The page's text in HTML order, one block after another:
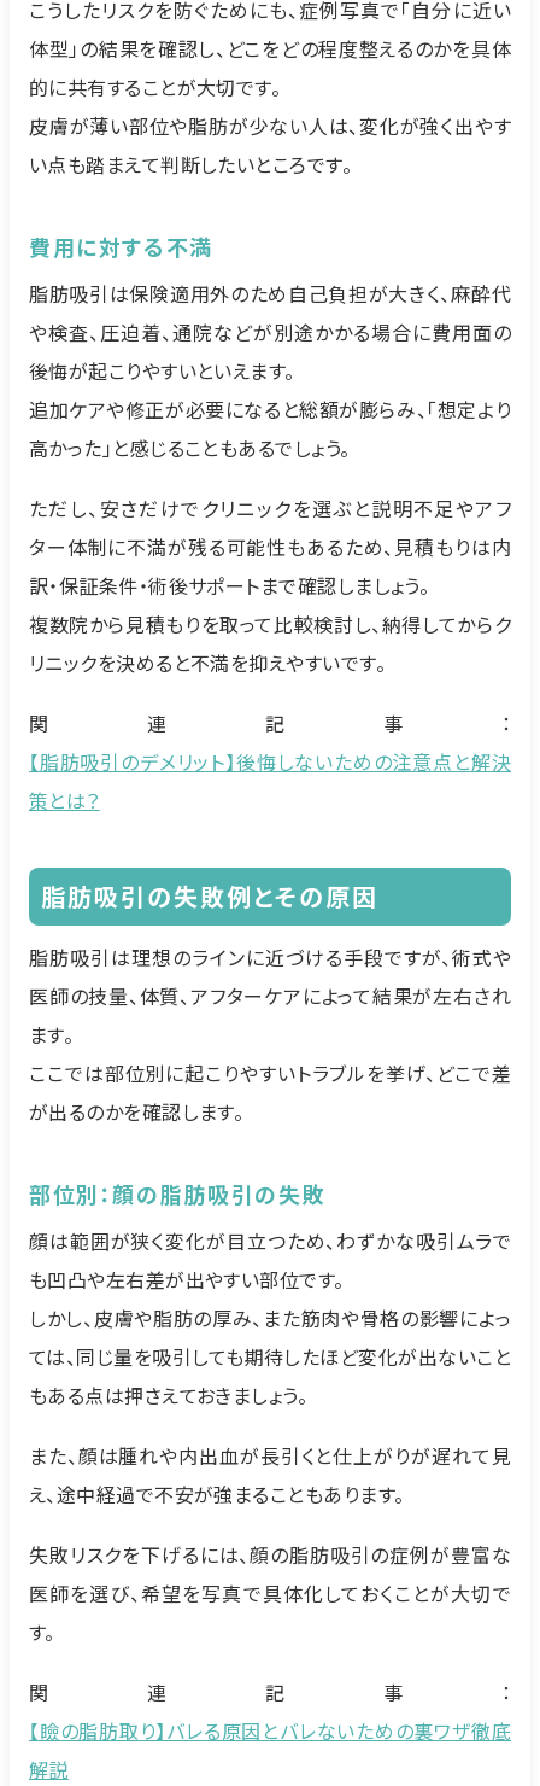
こうしたリスクを防ぐためにも、症例写真で「自分に近い
体型」の結果を確認し、どこをどの程度整えるのかを具体
的に共有することが大切です。
皮膚が薄い部位や脂肪が少ない人は、変化が強く出やす
い点も踏まえて判断したいところです。
費用に対する不満
脂肪吸引は保険適用外のため自己負担が大きく、麻酔代
や検査、圧迫着、通院などが別途かかる場合に費用面の
後悔が起こりやすいといえます。
追加ケアや修正が必要になると総額が膨らみ、「想定より
高かった」と感じることもあるでしょう。
ただし、安さだけでクリニックを選ぶと説明不足やアフ
ター体制に不満が残る可能性もあるため、見積もりは内
訳・保証条件・術後サポートまで確認しましょう。
複数院から見積もりを取って比較検討し、納得してからク
リニックを決めると不満を抑えやすいです。
関連記事：
【脂肪吸引のデメリット】後悔しないための注意点と解決
策とは？
脂肪吸引の失敗例とその原因
脂肪吸引は理想のラインに近づける手段ですが、術式や
医師の技量、体質、アフターケアによって結果が左右され
ます。
ここでは部位別に起こりやすいトラブルを挙げ、どこで差
が出るのかを確認します。
部位別：顔の脂肪吸引の失敗
顔は範囲が狭く変化が目立つため、わずかな吸引ムラで
も凹凸や左右差が出やすい部位です。
しかし、皮膚や脂肪の厚み、また筋肉や骨格の影響によっ
ては、同じ量を吸引しても期待したほど変化が出ないこと
もある点は押さえておきましょう。
また、顔は腫れや内出血が長引くと仕上がりが遅れて見
え、途中経過で不安が強まることもあります。
失敗リスクを下げるには、顔の脂肪吸引の症例が豊富な
医師を選び、希望を写真で具体化しておくことが大切で
す。
関連記事：
【瞼の脂肪取り】バレる原因とバレないための裏ワザ徹底
解説